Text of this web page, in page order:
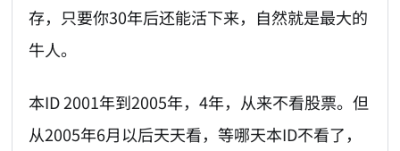
存，只要你30年后还能活下来，自然就是最大的
牛人。
本ID 2001年到2005年，4年，从来不看股票。但
从2005年6月以后天天看，等哪天本ID不看了，